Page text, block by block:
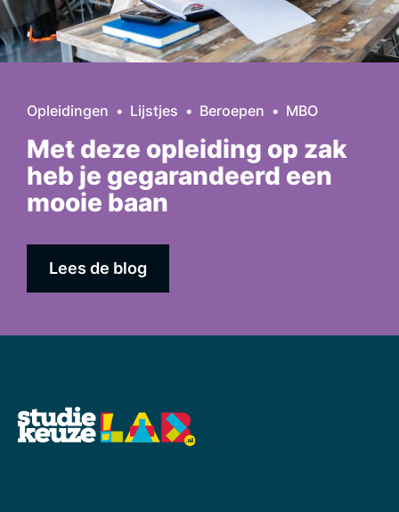
Opleidingen Lijstjes Beroepen MBO
Met deze opleiding op zak
heb je gegarandeerd een
mooie baan
Lees de blog